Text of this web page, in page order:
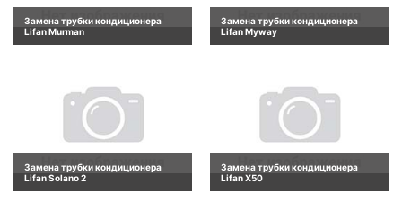
Замена трубки кондиционера
Lifan Murman
Замена трубки кондиционера
Lifan Myway
Замена трубки кондиционера
Lifan Solano 2
Замена трубки кондиционера
Lifan X50